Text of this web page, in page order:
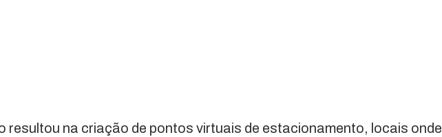
resultou na criação de pontos virtuais de estacionamento, locais onde